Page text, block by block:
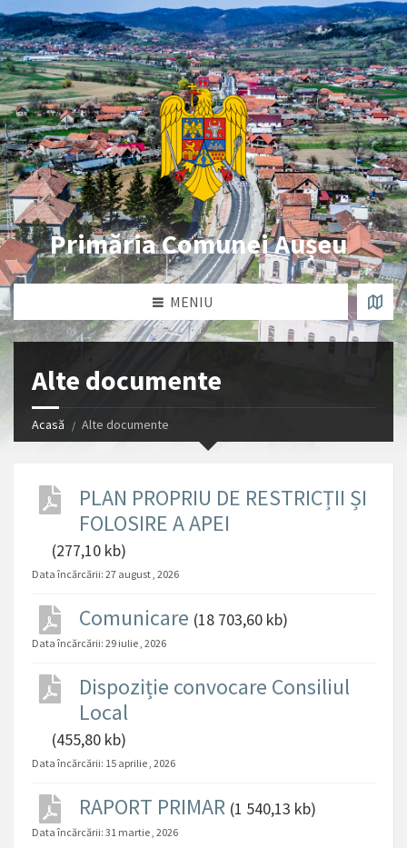
Primăria Comunei Aușeu
MENIU
Alte documente
Acasă Alte documente
PLAN PROPRIU DE RESTRICȚII ȘI
FOLOSIRE A APEI
(277,10 kb)
Data încărcării: 27 august , 2026
Comunicare (18 703,60 kb)
Data încărcării: 29 iulie , 2026
Dispoziție convocare Consiliul
Local
(455,80 kb)
Data încărcării: 15 aprilie , 2026
RAPORT PRIMAR (1 540,13 kb)
Data încărcării: 31 martie , 2026